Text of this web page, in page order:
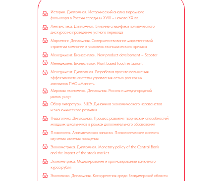
Экономика. Дипломная. Конкурентная среда Владимирской области
Эконометрика. Дипломная. Monetary policy of the Central Bank
and the impact of the stock market
Эконометрика. Моделирование и прогнозирование валютного
курса рубля
Психология. Аналитическая записка. Психологические аспекты
изучения явления прощения
Педагогика. Дипломная. Процесс развития творческих способностей
младших школьников в рамках дополнительного образования
Лингвистика. Дипломная. Влияние специфики политического
дискурса на проведение устного перевода
Менеджмент. Бизнес-план. New product development – Scooter
Маркетинг. Дипломная. Совершенствование маркетинговой
стратегии компании в условиях экономического кризиса
Менеджмент. Дипломная. Разработка проекта повышения
эффективности системы управления сетью розничных
магазинов ПАО «Магнит»
Менеджмент. Бизнес-план. Plant based food restaurant
Мировая экономика. Дипломная. Россия и международный
рынок услуг
Обзор литературы. ВШЭ. Динамика экономического неравенства
и экономического развития
История. Дипломная. Исторический анализ тюремного
фольклора в России середины XVIII – начала XX вв.